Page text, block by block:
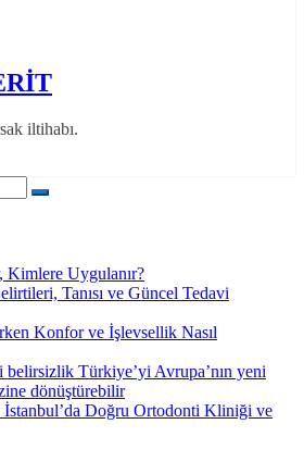
iltihabı.
Kimlere Uygulanır?
Tanısı ve Güncel Tedavi
Konfor ve İşlevsellik Nasıl
belirsizlik Türkiye’yi Avrupa’nın yeni
dönüştürebilir
İstanbul’da Doğru Ortodonti Kliniği ve